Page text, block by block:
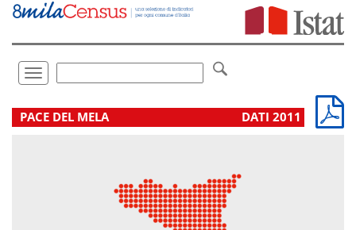
Vai
direttamente
Toggle
navigation
.
PACE DEL MELA DATI 2011